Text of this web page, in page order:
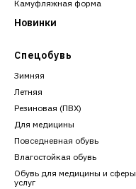
Камуфляжная форма
Новинки
Спецобувь
Зимняя
Летняя
Резиновая (ПВХ)
Для медицины
Повседневная обувь
Влагостойкая обувь
Обувь для медицины и сферы
услуг